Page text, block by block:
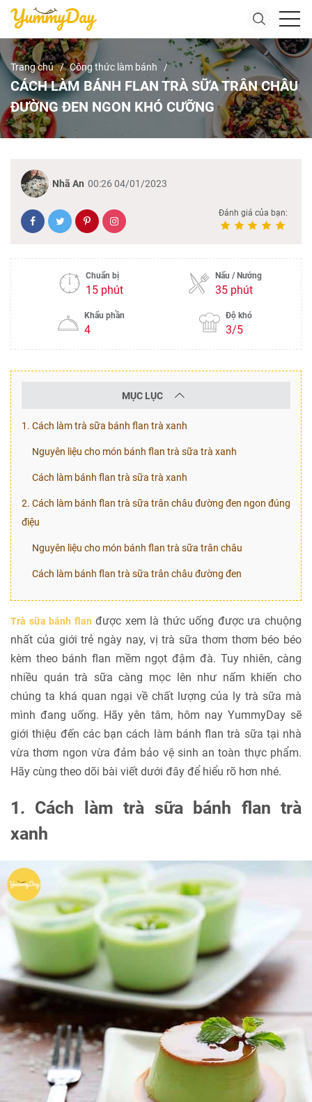
Trang chủ Công thức làm bánh
CÁCH LÀM BÁNH FLAN TRÀ SỮA TRÂN CHÂU
ĐƯỜNG ĐEN NGON KHÓ CƯỠNG
Nhã An 00:26 04/01/2023
Đánh giá của bạn:
Chuẩn bị
15 phút
Nấu / Nướng
35 phút
Khẩu phần
4
Độ khó
3/5
MỤC LỤC
1. Cách làm trà sữa bánh flan trà xanh
Nguyên liệu cho món bánh flan trà sữa trà xanh
Cách làm bánh flan trà sữa trà xanh
2. Cách làm bánh flan trà sữa trân châu đường đen ngon đúng
điệu
Nguyên liệu cho món bánh flan trà sữa trân châu
Cách làm bánh flan trà sữa trân châu đường đen
Trà sữa bánh flan được xem là thức uống được ưa chuộng
nhất của giới trẻ ngày nay, vị trà sữa thơm thơm béo béo
kèm theo bánh flan mềm ngọt đậm đà. Tuy nhiên, càng
nhiều quán trà sữa càng mọc lên như nấm khiến cho
chúng ta khá quan ngại về chất lượng của ly trà sữa mà
mình đang uống. Hãy yên tâm, hôm nay YummyDay sẽ
giới thiệu đến các bạn cách làm bánh flan trà sữa tại nhà
vừa thơm ngon vừa đảm bảo vệ sinh an toàn thực phẩm.
Hãy cùng theo dõi bài viết dưới đây để hiểu rõ hơn nhé.
1. Cách làm trà sữa bánh flan trà
xanh